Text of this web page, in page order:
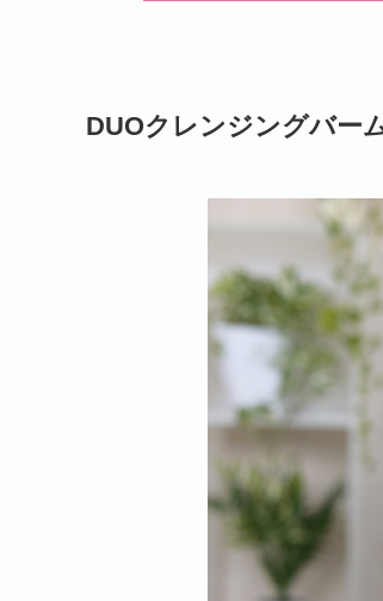
DUOクレンジングバー